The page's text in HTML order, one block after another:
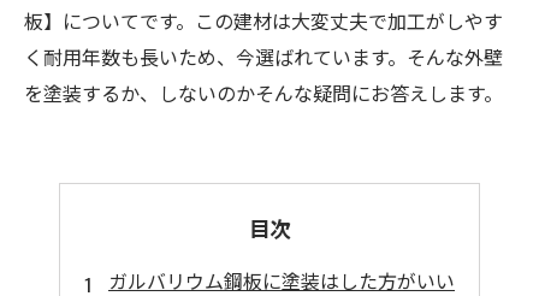
板】についてです。この建材は大変丈夫で加工がしやす
く耐用年数も長いため、今選ばれています。そんな外壁
を塗装するか、しないのかそんな疑問にお答えします。
目次
ガルバリウム鋼板に塗装はした方がいい